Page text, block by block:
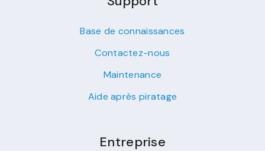
Base de connaissances
Contactez-nous
Maintenance
Aide après piratage
Entreprise